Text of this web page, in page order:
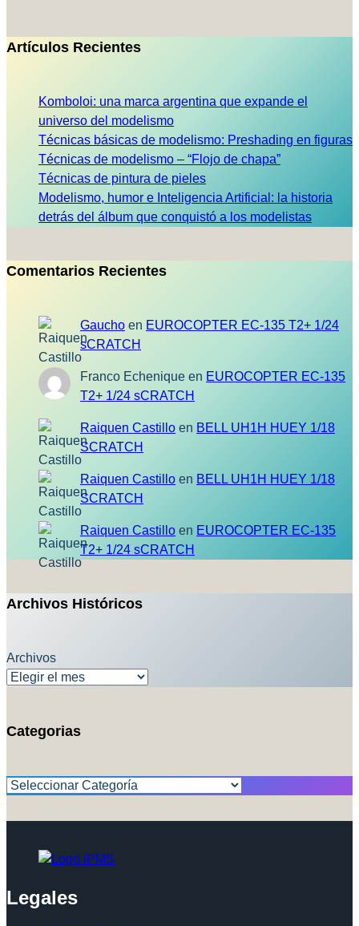
Artículos Recientes
Komboloi: una marca argentina que expande el
universo del modelismo
Técnicas básicas de modelismo: Preshading en figuras
Técnicas de modelismo – “Flojo de chapa”
Técnicas de pintura de pieles
Modelismo, humor e Inteligencia Artificial: la historia
detrás del álbum que conquistó a los modelistas
Comentarios Recientes
Gaucho en EUROCOPTER EC-135 T2+ 1/24
sCRATCH
Franco Echenique en EUROCOPTER EC-135
T2+ 1/24 sCRATCH
Raiquen Castillo en BELL UH1H HUEY 1/18
SCRATCH
Raiquen Castillo en BELL UH1H HUEY 1/18
SCRATCH
Raiquen Castillo en EUROCOPTER EC-135
T2+ 1/24 sCRATCH
Archivos Históricos
Archivos
Categorias
Categorías
Legales